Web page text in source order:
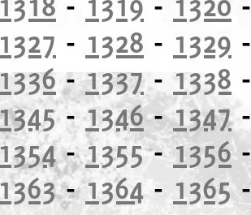
1327 - 1328 - 1329
1336 -1337- 1338
-1346-1347
-1355-1356
1363-1364 - 1365